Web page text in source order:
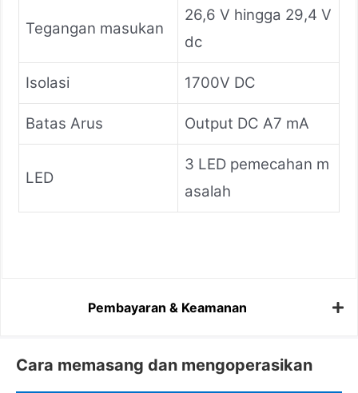
Tegangan masukan
26,6 V hingga 29,4 V
dc
Isolasi 1700V DC
Batas Arus Output DC A7 mA
LED
3 LED pemecahan m
asalah
Pembayaran & Keamanan
Cara memasang dan mengoperasikan